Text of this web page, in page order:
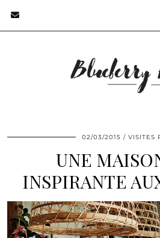
02/03/2015 VISITES
UNE
INSPIRANTE